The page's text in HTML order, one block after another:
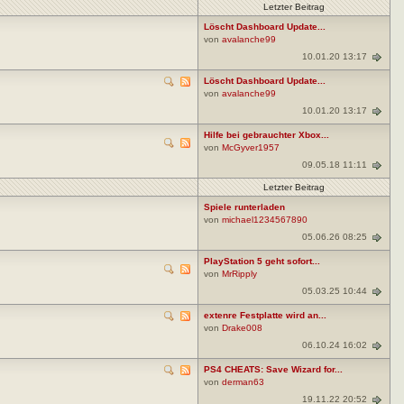
Letzter Beitrag
Löscht Dashboard Update...
von avalanche99
10.01.20 13:17
Löscht Dashboard Update...
von avalanche99
10.01.20 13:17
Hilfe bei gebrauchter Xbox...
von McGyver1957
09.05.18 11:11
Letzter Beitrag
Spiele runterladen
von michael1234567890
05.06.26 08:25
PlayStation 5 geht sofort...
von MrRipply
05.03.25 10:44
extenre Festplatte wird an...
von Drake008
06.10.24 16:02
PS4 CHEATS: Save Wizard for...
von derman63
19.11.22 20:52